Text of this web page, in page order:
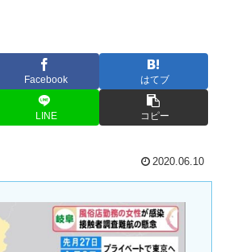
Facebook はてブ
LINE コピー
2020.06.10